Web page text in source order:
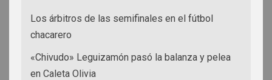
Los árbitros de las semifinales en el fútbol
chacarero
«Chivudo» Leguizamón pasó la balanza y pelea
en Caleta Olivia